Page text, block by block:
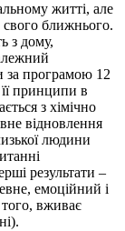
житті, але
свого ближнього.
з дому,
за програмою 12
принципи в
з хімічно
відновлення
людини
результати –
емоційний і
вживає